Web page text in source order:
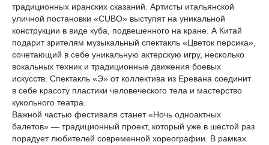
традиционных иранских сказаний. Артисты итальянской
уличной постановки «CUBO» выступят на уникальной
конструкции в виде куба, подвешенного на кране. А Китай
подарит зрителям музыкальный спектакль «Цветок персика»,
сочетающий в себе уникальную актерскую игру, несколько
вокальных техник и традиционные движения боевых
искусств. Спектакль «Э» от коллектива из Еревана соединит
в себе красоту пластики человеческого тела и мастерство
кукольного театра.
Важной частью фестиваля станет «Ночь одноактных
балетов» — традиционный проект, который уже в шестой раз
порадует любителей современной хореографии. В рамках